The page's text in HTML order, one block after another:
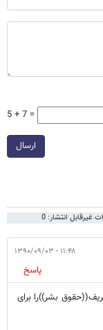
5 + 7 =
ارسال
غیرقابل انتشار: 0
۱۱:۴۸ - ۱۳۹۰/۰۹/۰۳
پاسخ
بشر))را برای